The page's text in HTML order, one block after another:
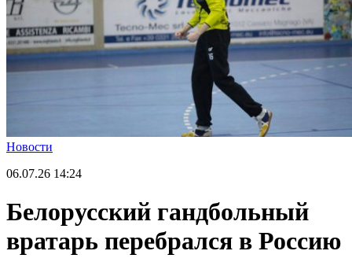
Новости
06.07.26 14:24
Белорусский гандбольный
вратарь перебрался в Россию